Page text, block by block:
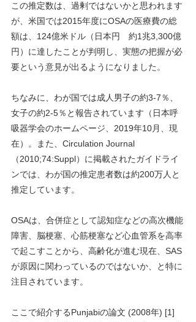
この推定数は、過剰ではないかと思われます
が、米国では2015年度にOSAの医療費の総
額は、124億米ドル（日本円　約1兆3,300億
円）に達したことが判明し、実態の把握が必
要という意見が出るようになりました。
ちなみに、わが国では成人男子の約3-7％、
女子の約2-5％と報告されています（日本呼
吸器学会のホームページ、2019年10月、現
在）。また、Circulation Journal
（2010;74:Suppl）に掲載されたガイドライ
ンでは、わが国の推定患者数は約200万人と
推定しています。
OSAは、合併症として認知症などの高次機能
障害、脳梗塞、心筋梗塞など心血管系を高率
で起こすことから、高齢化が進む現在、SAS
が原因に関わっているのではないか、と特に
注目されています。
ここで紹介するPunjabiの論文 (2008年) [1]